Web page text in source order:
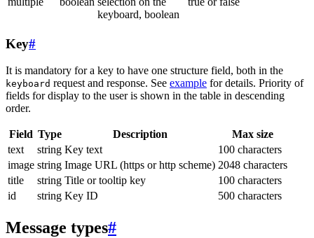
keyboard, boolean
Key#
It is mandatory for a key to have one structure field, both in the
keyboard request and response. See example for details. Priority of
fields for display to the user is shown in the table in descending
order.
Field Type Description
Max size
text
string Key text
100 characters
image string Image URL (https or http scheme) 2048 characters
title
string Title or tooltip key
100 characters
id
string Key ID 500 characters
Message types#